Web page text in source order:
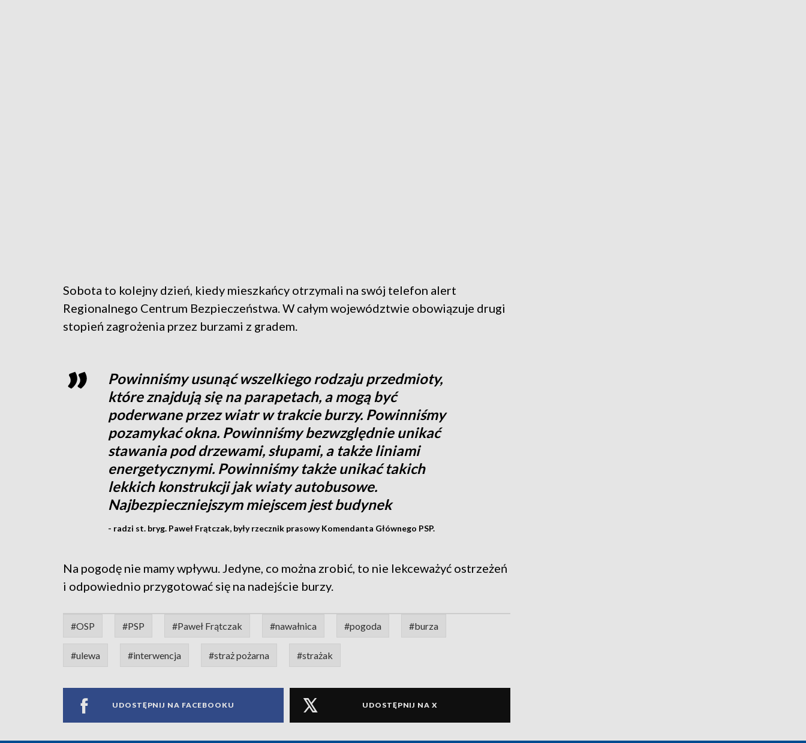
Sobota to kolejny dzień, kiedy mieszkańcy otrzymali na swój telefon alert
Regionalnego Centrum Bezpieczeństwa. W całym województwie obowiązuje drugi
stopień zagrożenia przez burzami z gradem.
Powinniśmy usunąć wszelkiego rodzaju przedmioty,
które znajdują się na parapetach, a mogą być
poderwane przez wiatr w trakcie burzy. Powinniśmy
pozamykać okna. Powinniśmy bezwzględnie unikać
stawania pod drzewami, słupami, a także liniami
energetycznymi. Powinniśmy także unikać takich
lekkich konstrukcji jak wiaty autobusowe.
Najbezpieczniejszym miejscem jest budynek
- radzi st. bryg. Paweł Frątczak, były rzecznik prasowy Komendanta Głównego PSP.
Na pogodę nie mamy wpływu. Jedyne, co można zrobić, to nie lekceważyć ostrzeżeń
i odpowiednio przygotować się na nadejście burzy.
#OSP #PSP #Paweł Frątczak #nawałnica #pogoda #burza
#ulewa #interwencja #straż pożarna #strażak
UDOSTĘPNIJ NA FACEBOOKU UDOSTĘPNIJ NA X